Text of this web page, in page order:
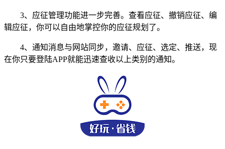
3、应征管理功能进一步完善。查看应征、撤销应征、编
辑应征，你可以自由地掌控你的应征规划了。
4、通知消息与网站同步，邀请、应征、选定、推送，现
在你只要登陆APP就能迅速查收以上类别的通知。